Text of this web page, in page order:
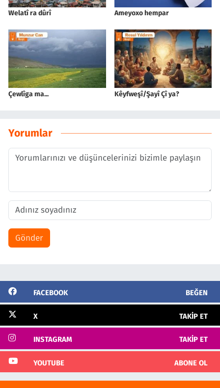
Welatî ra dûrî Ameyoxo hempar
Çewlîga ma... Kêyfweşî/Şayî Çî ya?
Yorumlar
Gönder
FACEBOOK BEĞEN
X TAKIP ET
INSTAGRAM TAKIP ET
YOUTUBE ABONE OL